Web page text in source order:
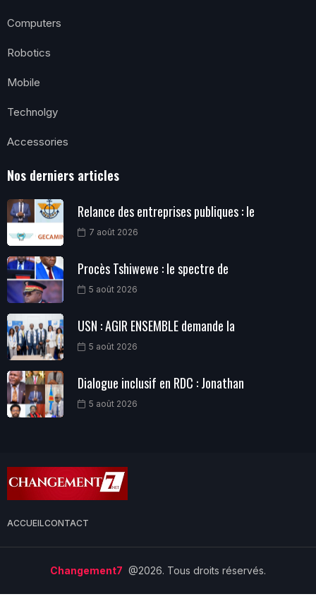
Computers
Robotics
Mobile
Technolgy
Accessories
Nos derniers articles
Relance des entreprises publiques : le
7 août 2026
Procès Tshiwewe : le spectre de
5 août 2026
USN : AGIR ENSEMBLE demande la
5 août 2026
Dialogue inclusif en RDC : Jonathan
5 août 2026
ACCUEILCONTACT
Changement7 @2026. Tous droits réservés.